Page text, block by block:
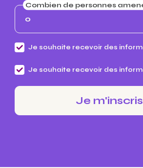
Combien de personnes
Je souhaite recevoir des
Je souhaite recevoir des